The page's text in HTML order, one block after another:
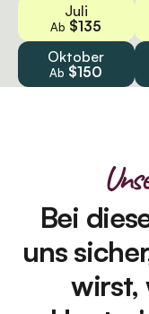
Juli
Ab $135
Oktober
Ab $150
Bei
uns
wirst,